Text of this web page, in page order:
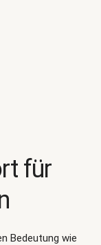
für
Bedeutung wie